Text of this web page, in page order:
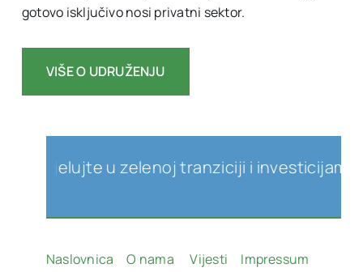
gotovo isključivo nosi privatni sektor.
VIŠE O UDRUŽENJU
u zelenoj tranziciji i investicijama u
Naslovnica O nama Vijesti
Impressum